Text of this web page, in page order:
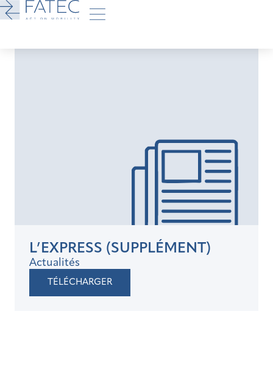
L’EXPRESS (SUPPLÉMENT)
Actualités
TÉLÉCHARGER